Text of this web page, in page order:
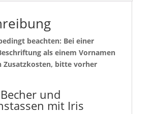
beachten: Bei einer
als einem Vornamen
Zusatzkosten, bitte vorher
und
mit Iris